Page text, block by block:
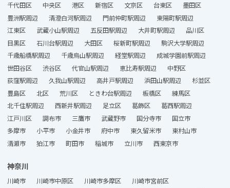
千代田区 中央区 港区 新宿区 文京区 台東区
墨田区
豊洲駅周辺
清澄白河駅周辺 門前仲町駅周辺
東陽町駅周辺
江東区
武蔵小山駅周辺 五反田駅周辺 大井町駅周辺
品川区
目黒区
石川台駅周辺 大田区 桜新町駅周辺
駒沢大学駅周辺
千歳船橋駅周辺
千歳烏山駅周辺 経堂駅周辺
成城学園前駅周辺
世田谷区
渋谷区 代官山駅周辺 恵比寿駅周辺
中野区
荻窪駅周辺
久我山駅周辺 高井戸駅周辺 浜田山駅周辺
杉並区
豊島区
北区 荒川区 ときわ台駅周辺 板橋区
練馬区
北千住駅周辺
西新井駅周辺 足立区 葛飾区
葛西駅周辺
江戸川区
調布市 三鷹市 武蔵野市 国分寺市
国立市
多摩市
小平市 小金井市 府中市 東久留米市
東村山市
清瀬市
狛江市 町田市 稲城市 立川市 西東京市
神奈川
川崎市 川崎市中原区 川崎市多摩区
川崎市宮前区